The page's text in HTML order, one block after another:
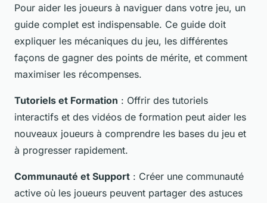
Pour aider les joueurs à naviguer dans votre jeu, un
guide complet est indispensable. Ce guide doit
expliquer les mécaniques du jeu, les différentes
façons de gagner des points de mérite, et comment
maximiser les récompenses.
Tutoriels et Formation : Offrir des tutoriels
interactifs et des vidéos de formation peut aider les
nouveaux joueurs à comprendre les bases du jeu et
à progresser rapidement.
Communauté et Support : Créer une communauté
active où les joueurs peuvent partager des astuces